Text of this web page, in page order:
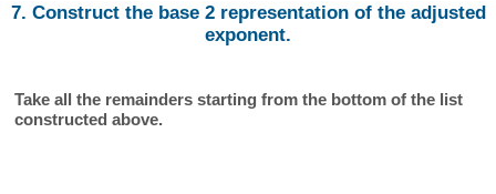
7. Construct the base 2 representation of the adjusted
exponent.
Take all the remainders starting from the bottom of the list
constructed above.